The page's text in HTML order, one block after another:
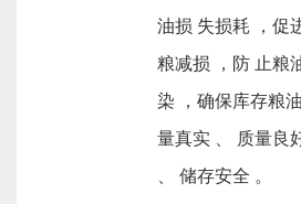
油损 失损耗 ，促
粮减损 ，防 止粮
染 ，确保库存粮
量真实 、 质量良
、 储存安全 。